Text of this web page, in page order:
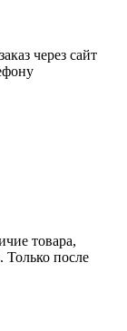
через сайт
товара,
Только после